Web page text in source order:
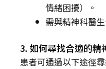
情緒困擾）。
需與精神科醫
3. 如何尋找合適的精
患者可通過以下途徑